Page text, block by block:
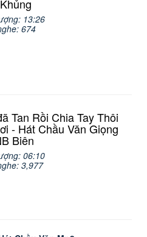
13:26
674
Tan Rồi Chia Tay Thôi
- Hát Chầu Văn Giọng
Biên
06:10
3,977